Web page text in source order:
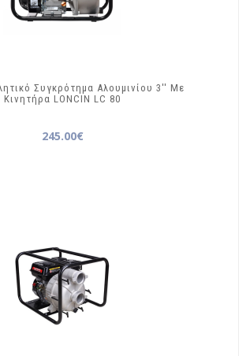
Συγκρότημα Αλουμινίου 3′′ Με
Κινητήρα LONCIN LC 80
245.00€